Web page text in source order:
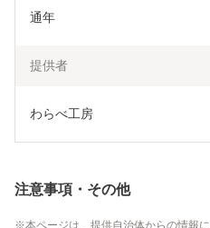
通年
提供者
わらべ工房
注意事項・その他
本ページは、提供自治体からの情報